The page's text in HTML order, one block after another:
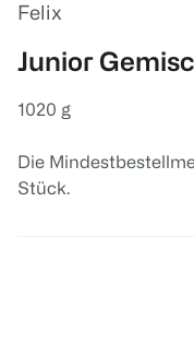
Felix
Junior
1020 g
Die
Stück.